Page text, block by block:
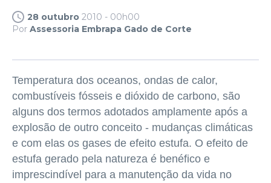
28 outubro 2010 - 00h00
Por Assessoria Embrapa Gado de Corte
Temperatura dos oceanos, ondas de calor,
combustíveis fósseis e dióxido de carbono, são
alguns dos termos adotados amplamente após a
explosão de outro conceito - mudanças climáticas
e com elas os gases de efeito estufa. O efeito de
estufa gerado pela natureza é benéfico e
imprescindível para a manutenção da vida no